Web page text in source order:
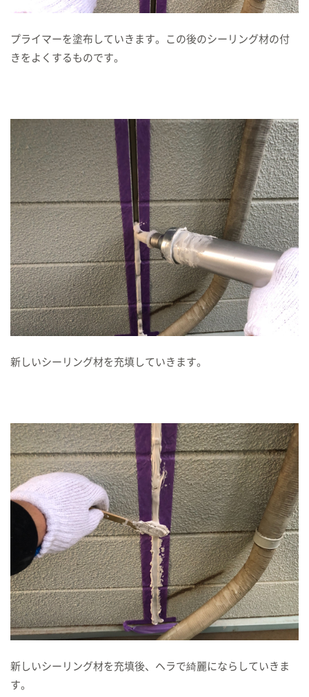
プライマーを塗布していきます。この後のシーリング材の付
きをよくするものです。
新しいシーリング材を充填していきます。
新しいシーリング材を充填後、ヘラで綺麗にならしていきま
す。